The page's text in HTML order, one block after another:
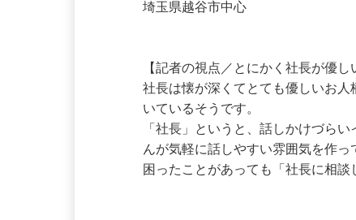
［配達エリア］
【記者の視点／とにかく社長が優
社長は懐が深くてとても優しいお
いているそうです。
「社長」というと、話しかけづら
んが気軽に話しやすい雰囲気を作